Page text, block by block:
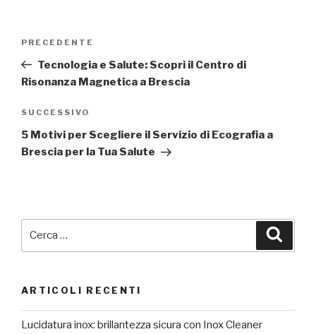
Articolo
precedente:
PRECEDENTE
Tecnologia e Salute: Scopri il Centro di
Risonanza Magnetica a Brescia
Articolo
successivo
SUCCESSIVO
5 Motivi per Scegliere il Servizio di Ecografia a
Brescia per la Tua Salute
ARTICOLI RECENTI
Lucidatura inox: brillantezza sicura con Inox Cleaner